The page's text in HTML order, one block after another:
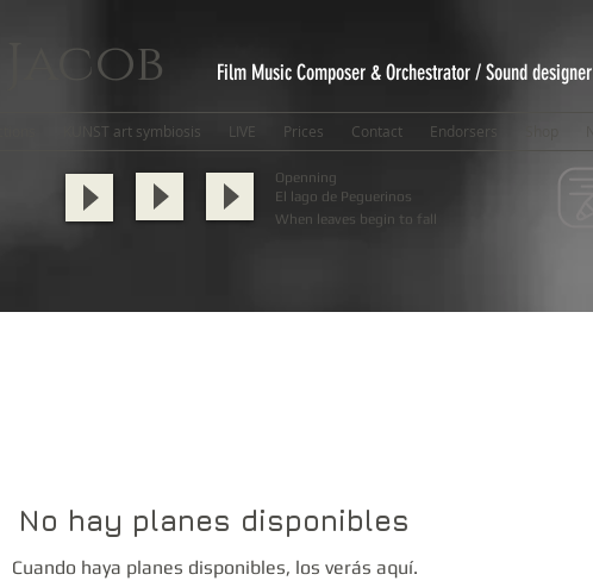
Film Music Composer & Orchestrator / Sound designer
KUNST art symbiosis LIVE Prices Contact Endorsers
Openning
El lago de Peguerinos
When leaves begin to fall
No hay planes disponibles
Cuando haya planes disponibles, los verás aquí.